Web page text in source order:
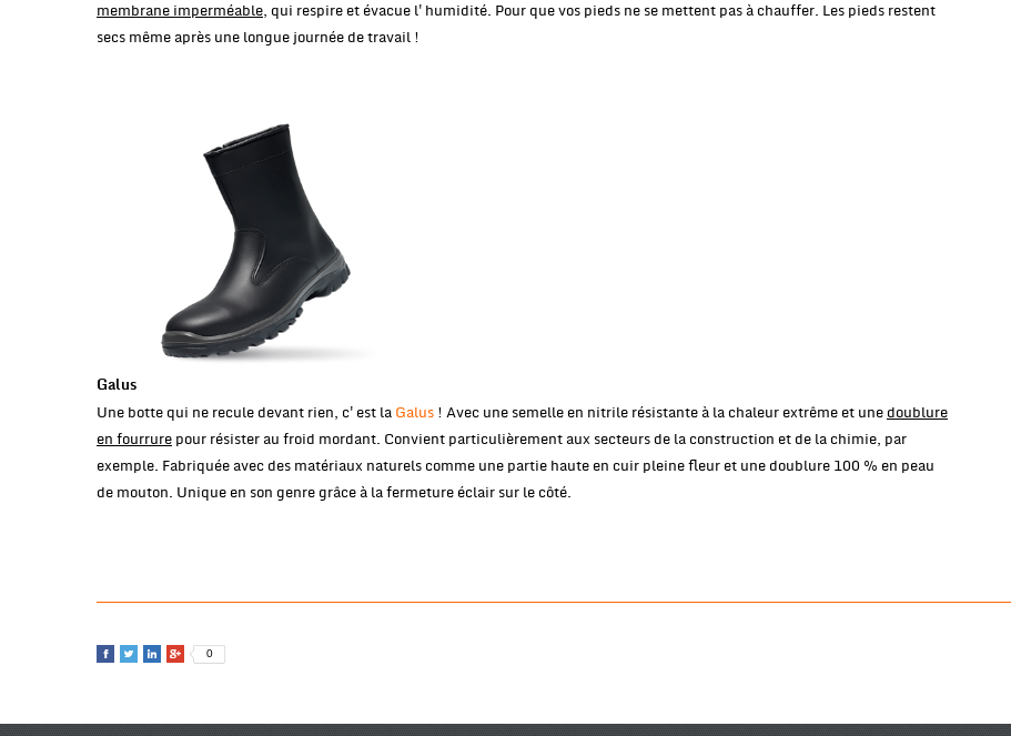
membrane imperméable, qui respire et évacue l'humidité. Pour que vos pieds ne se mettent pas à chauffer. Les pieds restent
secs même après une longue journée de travail !
Galus
Une botte qui ne recule devant rien, c'est la Galus ! Avec une semelle en nitrile résistante à la chaleur extrême et une doublure
en fourrure pour résister au froid mordant. Convient particulièrement aux secteurs de la construction et de la chimie, par
exemple. Fabriquée avec des matériaux naturels comme une partie haute en cuir pleine fleur et une doublure 100 % en peau
de mouton. Unique en son genre grâce à la fermeture éclair sur le côté.
0